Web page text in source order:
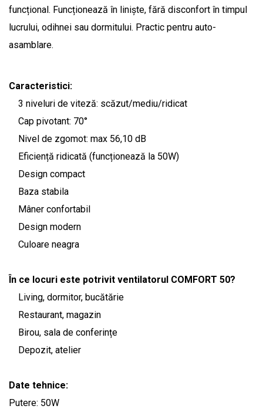
funcțional. Funcționează în liniște, fără disconfort în timpul
lucrului, odihnei sau dormitului. Practic pentru auto-
asamblare.
Caracteristici:
3 niveluri de viteză: scăzut/mediu/ridicat
Cap pivotant: 70°
Nivel de zgomot: max 56,10 dB
Eficiență ridicată (funcționează la 50W)
Design compact
Baza stabila
Mâner confortabil
Design modern
Culoare neagra
În ce locuri este potrivit ventilatorul COMFORT 50?
Living, dormitor, bucătărie
Restaurant, magazin
Birou, sala de conferințe
Depozit, atelier
Date tehnice:
Putere: 50W